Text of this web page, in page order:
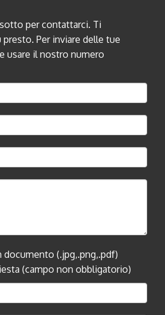
per contattarci. Ti
Per inviare delle tue
usare il nostro numero
documento (.jpg,.png,.pdf)
(campo non obbligatorio)